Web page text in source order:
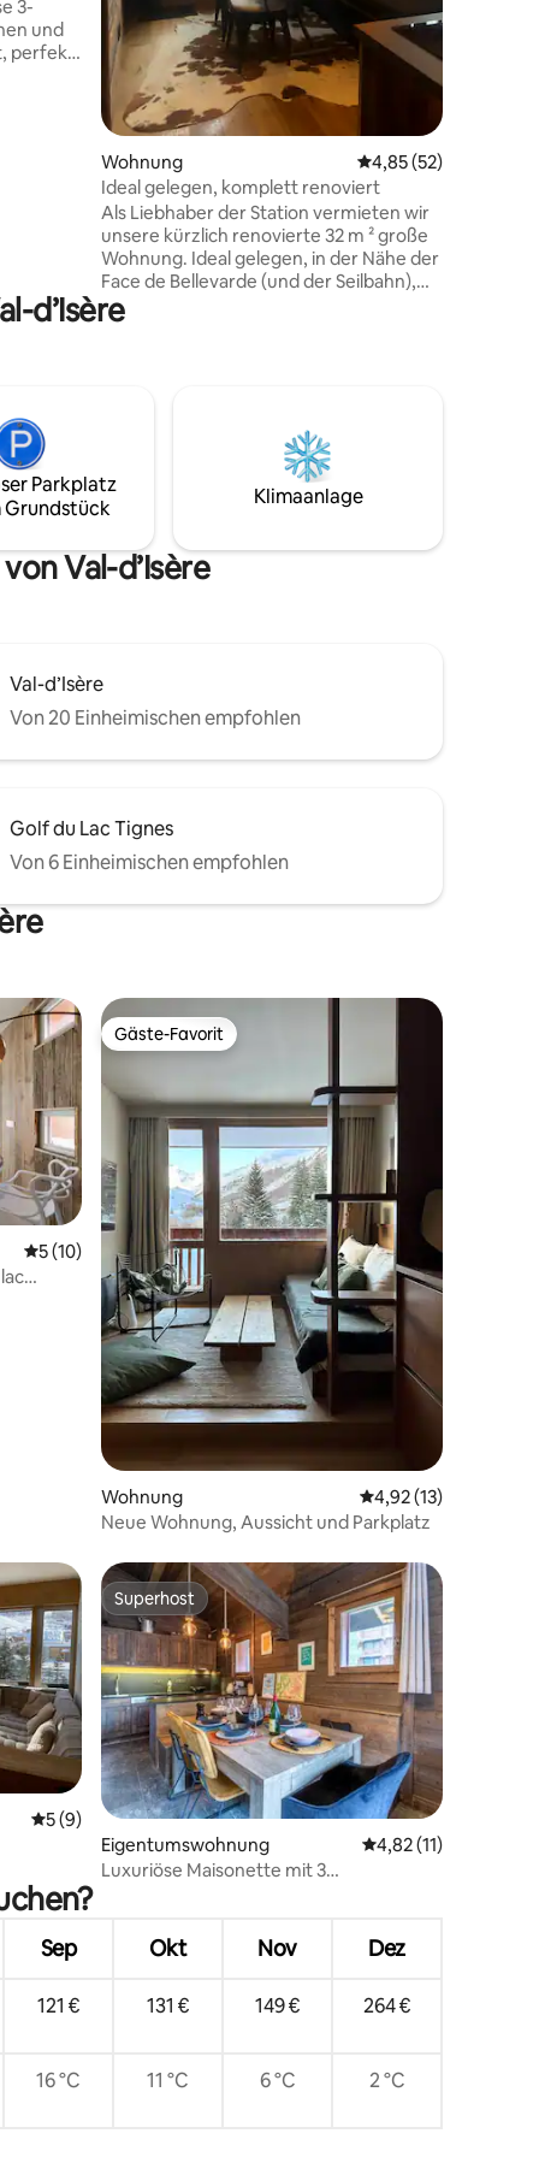
3-
und
perfekt
Wohnung Durchschnittliche
4,85 (52)
Ideal gelegen, komplett renoviert
Als Liebhaber der Station vermieten wir
unsere kürzlich renovierte 32 m ² große
Wohnung. Ideal gelegen, in der Nähe der
Face de Bellevarde (und der Seilbahn),
Geschäften und der Schneefront. 2
unabhängige Schlafzimmer (2
Badewanne. Geschirrspüler, Mikrowelle,
Nespresso, Wasserkocher, 2 Fernseher,
Raclette-/Fonduegerät…
Skischuhtrockner Skischrank
Betten gemacht
d’Isère
Parkplatz
Grundstück
Klimaanlage
Val-d’Isère
Val-d’Isère
Von 20 Einheimischen empfohlen
Golf du Lac Tignes
Von 6 Einheimischen empfohlen
Bewertungen
Durchschnittliche Bewertung: 5 von 5, 10 Bewertungen
5 (10)
Gäste-Favorit
Gäste-Favorit
Wohnung Durchschnittliche
4,92 (13)
Neue Wohnung, Aussicht und Parkplatz
Bewertungen
Durchschnittliche Bewertung: 5 von 5, 9 Bewertungen
5 (9)
Superhost
Superhost
Eigentumswohnung Durchschnittliche
4,82 (11)
Luxuriöse Maisonette mit 3
Sep Okt Nov Dez
121 € 131 € 149 € 264 €
16 °C 11 °C 6 °C 2 °C